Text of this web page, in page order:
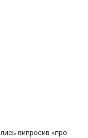
випросив «про